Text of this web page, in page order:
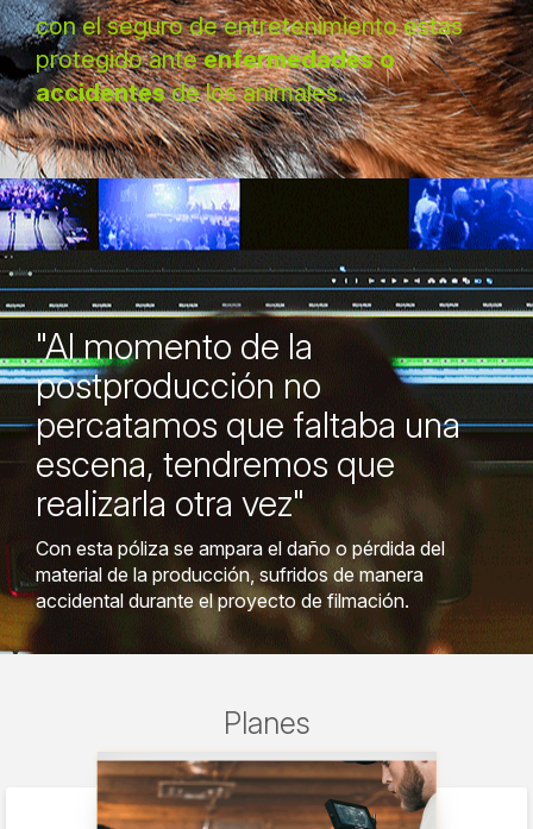
con el seguro de entretenimiento estas
protegido anteenfermedades o
accidentesde los animales.
"Al momento de la
postproducción no
percatamos que faltaba una
escena, tendremos que
realizarla otra vez"
Con esta póliza se ampara el daño o pérdida del
material de la producción, sufridos de manera
accidental durante el proyecto de filmación.
Planes